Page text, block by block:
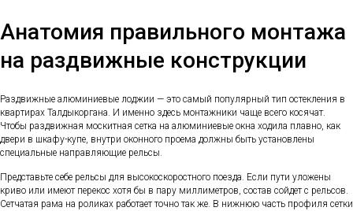
Анатомия правильного монтажа
на раздвижные конструкции
Раздвижные алюминиевые лоджии — это самый популярный тип остекления в
квартирах Талдыкоргана. И именно здесь монтажники чаще всего косячат.
Чтобы раздвижная москитная сетка на алюминиевые окна ходила плавно, как
двери в шкафу-купе, внутри оконного проема должны быть установлены
специальные направляющие рельсы.
Представьте себе рельсы для высокоскоростного поезда. Если пути уложены
криво или имеют перекос хотя бы в пару миллиметров, состав сойдет с рельсов.
Сетчатая рама на роликах работает точно так же. В нижнюю часть профиля сетки